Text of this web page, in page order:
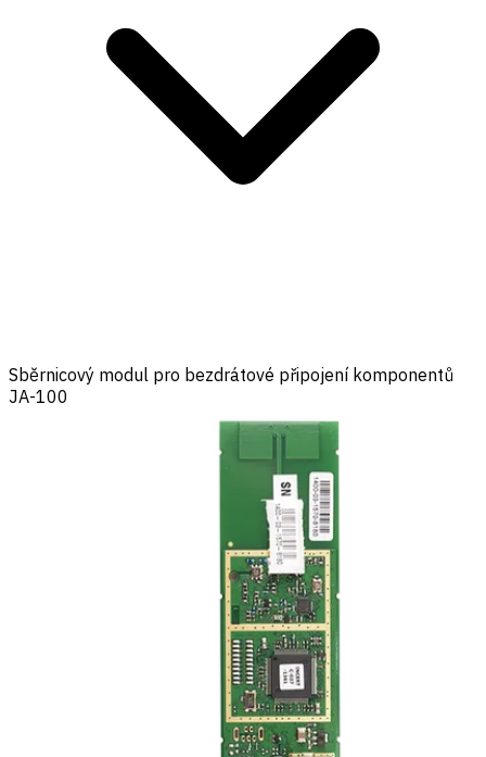
Sběrnicový modul pro bezdrátové připojení komponentů
JA-100